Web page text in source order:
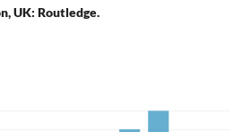
UK: Routledge.